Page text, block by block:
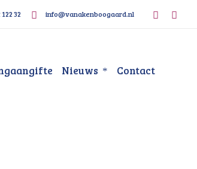
32 info@vanakenboogaard.nl
Nieuws Contact